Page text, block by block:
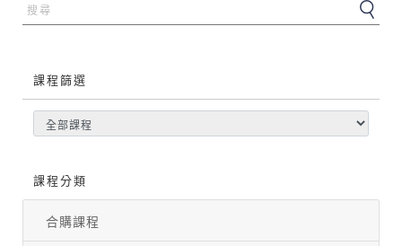
課程篩選
課程分類
合購課程